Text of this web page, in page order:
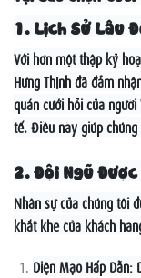
1. Lịch Sử Lâu
Với hơn một thập kỷ
Hưng Thịnh đã đảm
quán cưới hỏi của
tế. Điều này giúp
2. Đội Ngũ
Nhân sự của chúng tôi
khắt khe của khách
Diện Mạo Hấp